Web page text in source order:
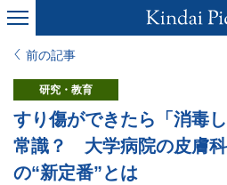
前の記事
研究・教育
すり傷ができたら「消毒
常識？ 大学病院の皮膚
の“新定番”とは